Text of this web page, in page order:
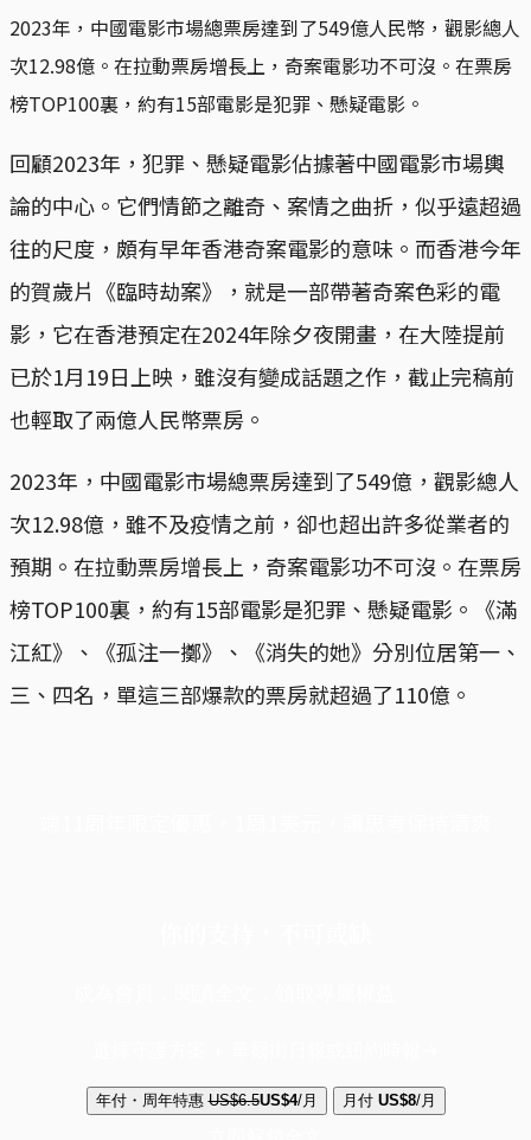
2023年，中國電影市場總票房達到了549億人民幣，觀影總人
次12.98億。在拉動票房增長上，奇案電影功不可沒。在票房
榜TOP100裏，約有15部電影是犯罪、懸疑電影。
回顧2023年，犯罪、懸疑電影佔據著中國電影市場輿
論的中心。它們情節之離奇、案情之曲折，似乎遠超過
往的尺度，頗有早年香港奇案電影的意味。而香港今年
的賀歲片《臨時劫案》，就是一部帶著奇案色彩的電
影，它在香港預定在2024年除夕夜開畫，在大陸提前
已於1月19日上映，雖沒有變成話題之作，截止完稿前
也輕取了兩億人民幣票房。
2023年，中國電影市場總票房達到了549億，觀影總人
次12.98億，雖不及疫情之前，卻也超出許多從業者的
預期。在拉動票房增長上，奇案電影功不可沒。在票房
榜TOP100裏，約有15部電影是犯罪、懸疑電影。《滿
江紅》、《孤注一擲》、《消失的她》分別位居第一、
三、四名，單這三部爆款的票房就超過了110億。
年付・周年特惠 US$6.5US$4/月 月付 US$8/月